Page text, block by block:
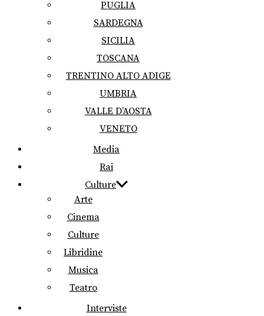
PUGLIA
SARDEGNA
SICILIA
TOSCANA
TRENTINO ALTO ADIGE
UMBRIA
VALLE D’AOSTA
VENETO
Media
Rai
Culture
Arte
Cinema
Culture
Libridine
Musica
Teatro
Interviste